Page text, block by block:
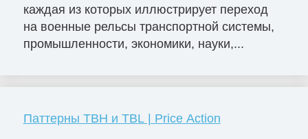
каждая из которых иллюстрирует переход
на военные рельсы транспортной системы,
промышленности, экономики, науки,...
Паттерны TBH и TBL | Price Action